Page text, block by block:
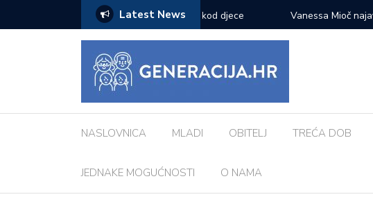
Latest News
Evo koji su najčešći kod djece
Vanessa Mioč najavljuje prvi veliki
pripremao za ovo’
NASLOVNICA MLADI OBITELJ TREĆA DOB
JEDNAKE MOGUĆNOSTI O NAMA